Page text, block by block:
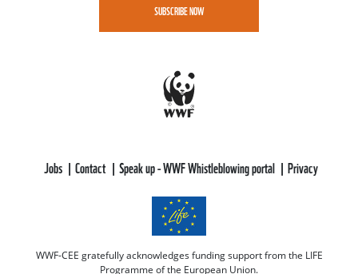
SUBSCRIBE NOW
Jobs Contact Speak up - WWF Whistleblowing portal Privacy
WWF-CEE gratefully acknowledges funding support from the LIFE
Programme of the European Union.